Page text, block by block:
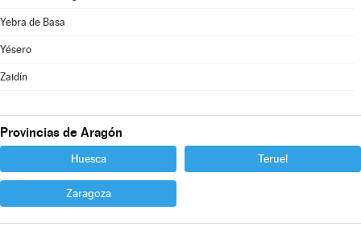
Yebra de Basa
Yésero
Zaidín
Provincias de Aragón
Huesca Teruel
Zaragoza